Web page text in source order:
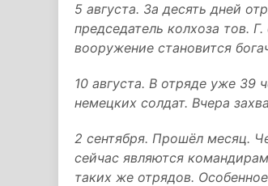
5 августа. За десять дней
председатель колхоза тов.
вооружение становится
10 августа. В отряде уже 39
немецких солдат. Вчера
2 сентября. Прошёл месяц.
сейчас являются
таких же отрядов.